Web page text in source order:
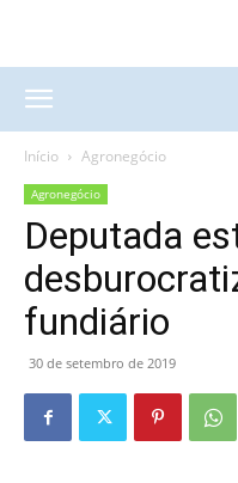
Início Agronegócio
Agronegócio
Deputada
fundiário
30 de setembro de 2019